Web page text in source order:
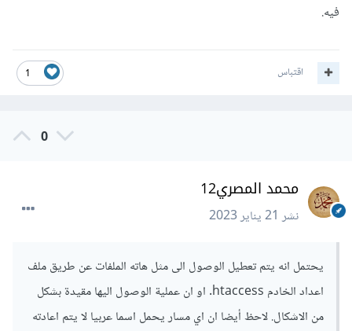
فيه.
1 اقتباس
0
محمد المصري12
نشر21 يناير 2023
يحتمل انه يتم تعطيل الوصول الى مثل هاته الملفات عن طريق ملف
اعداد الخادم htaccess. او ان عملية الوصول اليها مقيدة بشكل
من الاشكال. لاحظ أيضا ان اي مسار يحمل اسما عربيا لا يتم اعادته